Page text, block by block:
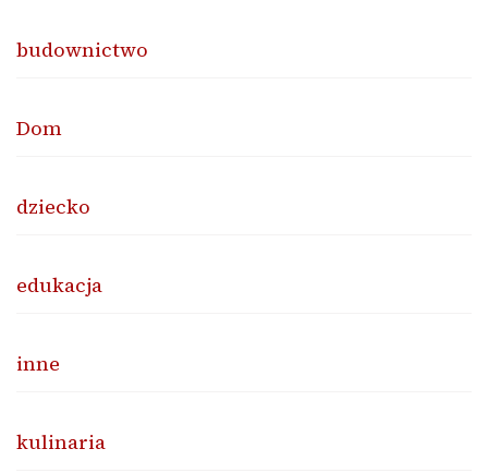
budownictwo
Dom
dziecko
edukacja
inne
kulinaria